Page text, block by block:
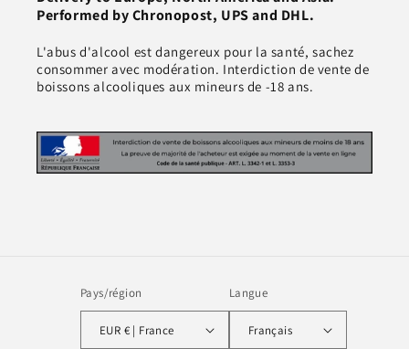
Performed by Chronopost, UPS and DHL.
L'abus d'alcool est dangereux pour la santé, sachez
consommer avec modération. Interdiction de vente de
boissons alcooliques aux mineurs de -18 ans.
Pays/région
EUR € | France
Langue
Français